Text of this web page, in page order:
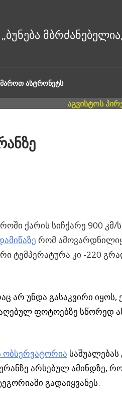
ᲐᲡᲢᲠᲝᲜᲔᲢᲡ
ქარის სიჩქარე 900 კმ/
რომ
ტემპერატურა კი -220
არ უნდა გასაკვირი
ფოტოებზე სწორედ
ობსერვატორია
არსებულ ამინდზე,
გადაიყვანეს.